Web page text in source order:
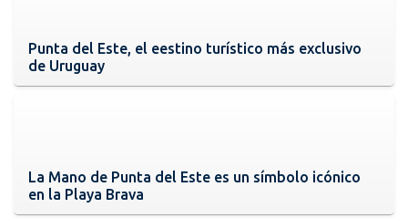
Punta del Este, el eestino turístico más exclusivo
de Uruguay
La Mano de Punta del Este es un símbolo icónico
en la Playa Brava